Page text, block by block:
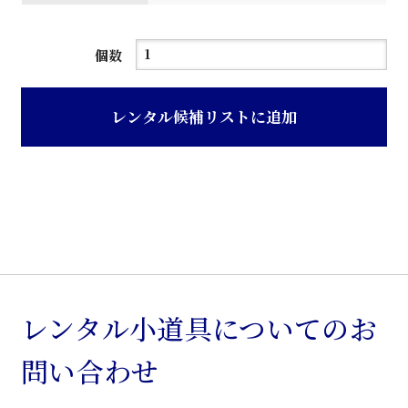
個数
白
板
議
卓
子
レンタル候補リストに追加
レンタル小道具についてのお
問い合わせ